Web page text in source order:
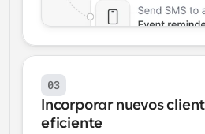
03
Incorporar nuevos
eficiente